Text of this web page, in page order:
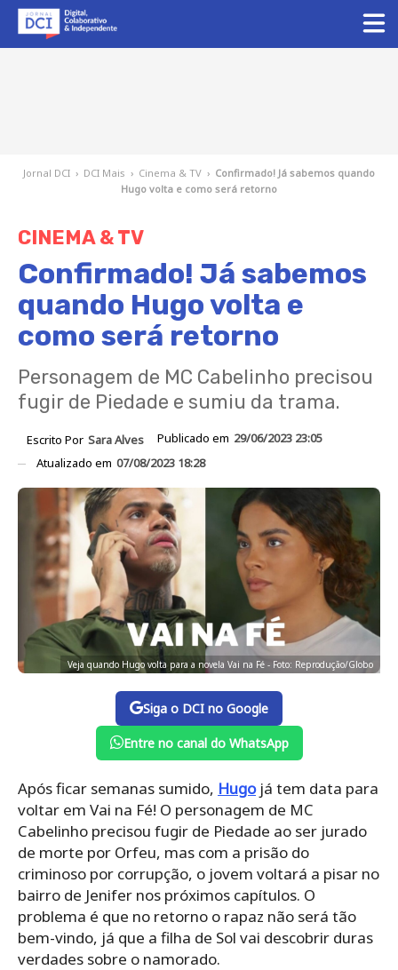
Jornal DCI › DCI Mais › Cinema & TV › Confirmado! Já sabemos quando
Hugo volta e como será retorno
CINEMA & TV
Confirmado! Já sabemos
quando Hugo volta e
como será retorno
Personagem de MC Cabelinho precisou
fugir de Piedade e sumiu da trama.
Escrito Por Sara Alves Publicado em 29/06/2023 23:05
Atualizado em 07/08/2023 18:28
Veja quando Hugo volta para a novela Vai na Fé - Foto: Reprodução/Globo
Siga o DCI no Google
Entre no canal do WhatsApp
Após ficar semanas sumido, Hugojá tem data para
voltar em Vai na Fé! O personagem de MC
Cabelinho precisou fugir de Piedade ao ser jurado
de morte por Orfeu, mas com a prisão do
criminoso por corrupção, o jovem voltará a pisar no
bairro de Jenifer nos próximos capítulos. O
problema é que no retorno o rapaz não será tão
bem-vindo, já que a filha de Sol vai descobrir duras
verdades sobre o namorado.